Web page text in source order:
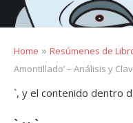
Home » Resúmenes de
Amontillado’ – Análisis y
`, y el contenido dentro